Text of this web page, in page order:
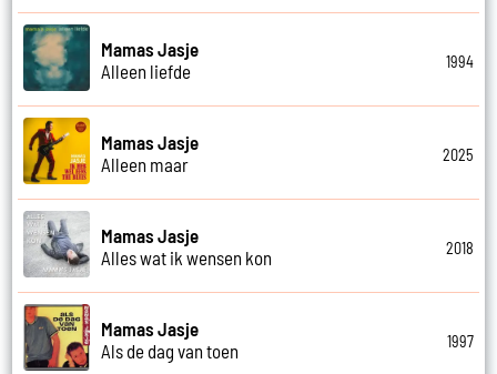
Mamas Jasje
Alleen liefde
1994
Mamas Jasje
Alleen maar
2025
Mamas Jasje
Alles wat ik wensen kon
2018
Mamas Jasje
Als de dag van toen
1997